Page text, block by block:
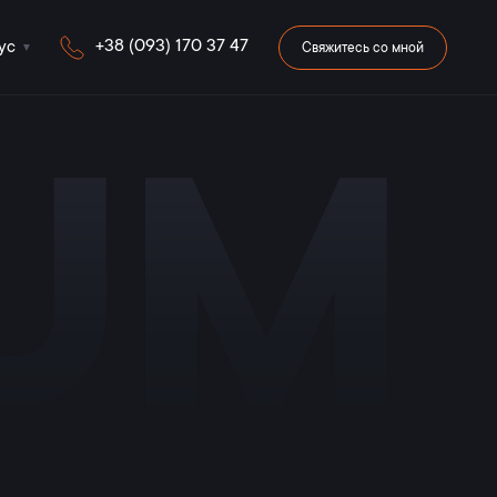
+38 (093) 170 37 47 Свяжитесь со мной